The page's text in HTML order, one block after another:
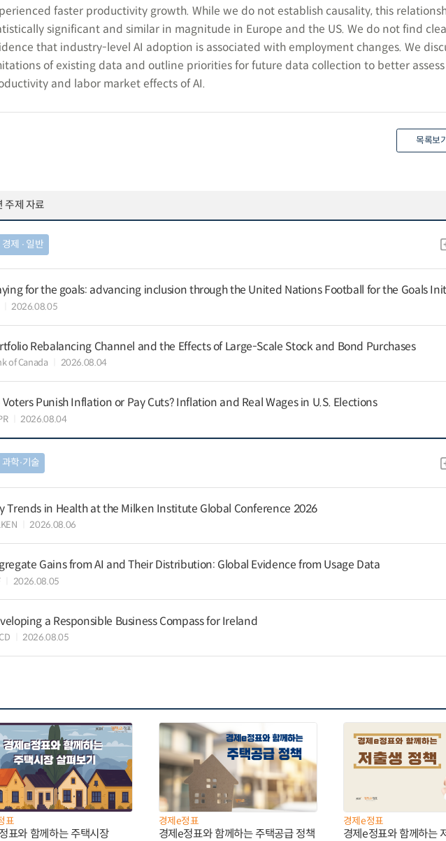
faster productivity growth. While we do not establish causality, this
significant and similar in magnitude in Europe and the US. We do not find
that industry-level AI adoption is associated with employment changes. We
of existing data and outline priorities for future data collection to better
and labor market effects of AI.
목록보
주제 자료
경제 ∙ 일반
for the goals: advancing inclusion through the United Nations Football for the Goals
2026.08.05
Rebalancing Channel and the Effects of Large-Scale Stock and Bond Purchases
of Canada 2026.08.04
Voters Punish Inflation or Pay Cuts? Inflation and Real Wages in U.S. Elections
2026.08.04
과학∙기술
Trends in Health at the Milken Institute Global Conference 2026
2026.08.06
Gains from AI and Their Distribution: Global Evidence from Usage Data
2026.08.05
a Responsible Business Compass for Ireland
2026.08.05
표
표와 함께하는 주택시장
경제e정표
경제e정표와 함께하는 주택공급 정책
경제e정표
경제e정표와 함께하는